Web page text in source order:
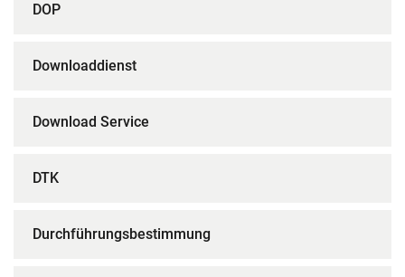
DOP
Downloaddienst
Download Service
DTK
Durchführungsbestimmung